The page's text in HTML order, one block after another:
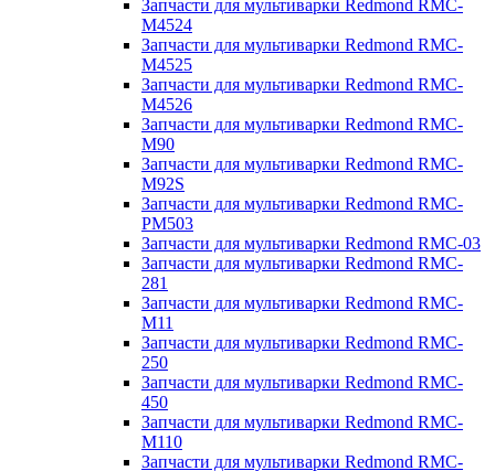
Запчасти для мультиварки Redmond RMC-
M4524
Запчасти для мультиварки Redmond RMC-
M4525
Запчасти для мультиварки Redmond RMC-
M4526
Запчасти для мультиварки Redmond RMC-
M90
Запчасти для мультиварки Redmond RMC-
M92S
Запчасти для мультиварки Redmond RMC-
PM503
Запчасти для мультиварки Redmond RMC-03
Запчасти для мультиварки Redmond RMC-
281
Запчасти для мультиварки Redmond RMC-
M11
Запчасти для мультиварки Redmond RMC-
250
Запчасти для мультиварки Redmond RMC-
450
Запчасти для мультиварки Redmond RMC-
M110
Запчасти для мультиварки Redmond RMC-